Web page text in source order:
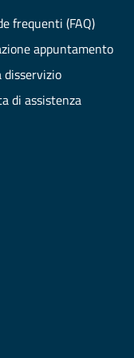
frequenti (FAQ)
appuntamento
disservizio
di assistenza